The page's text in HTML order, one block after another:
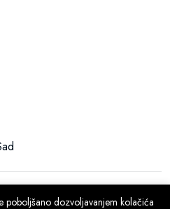
poboljšano dozvoljavanjem kolačića